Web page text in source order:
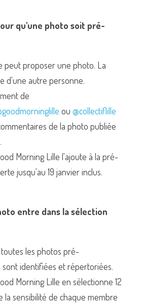
qu'une photo soit pré-
peut proposer une photo. La
d'une autre personne.
de
ou @collectiflille
de la photo publiée
Morning Lille l'ajoute à la pré-
jusqu'au 19 janvier inclus.
entre dans la sélection
toutes les photos pré-
sont identifiées et répertoriées.
Morning Lille en sélectionne 12
la sensibilité de chaque membre